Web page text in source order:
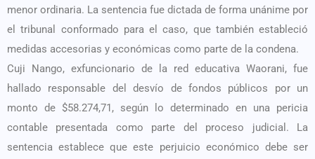
menor ordinaria. La sentencia fue dictada de forma unánime por
el tribunal conformado para el caso, que también estableció
medidas accesorias y económicas como parte de la condena.
Cuji Nango, exfuncionario de la red educativa Waorani, fue
hallado responsable del desvío de fondos públicos por un
monto de $58.274,71, según lo determinado en una pericia
contable presentada como parte del proceso judicial. La
sentencia establece que este perjuicio económico debe ser